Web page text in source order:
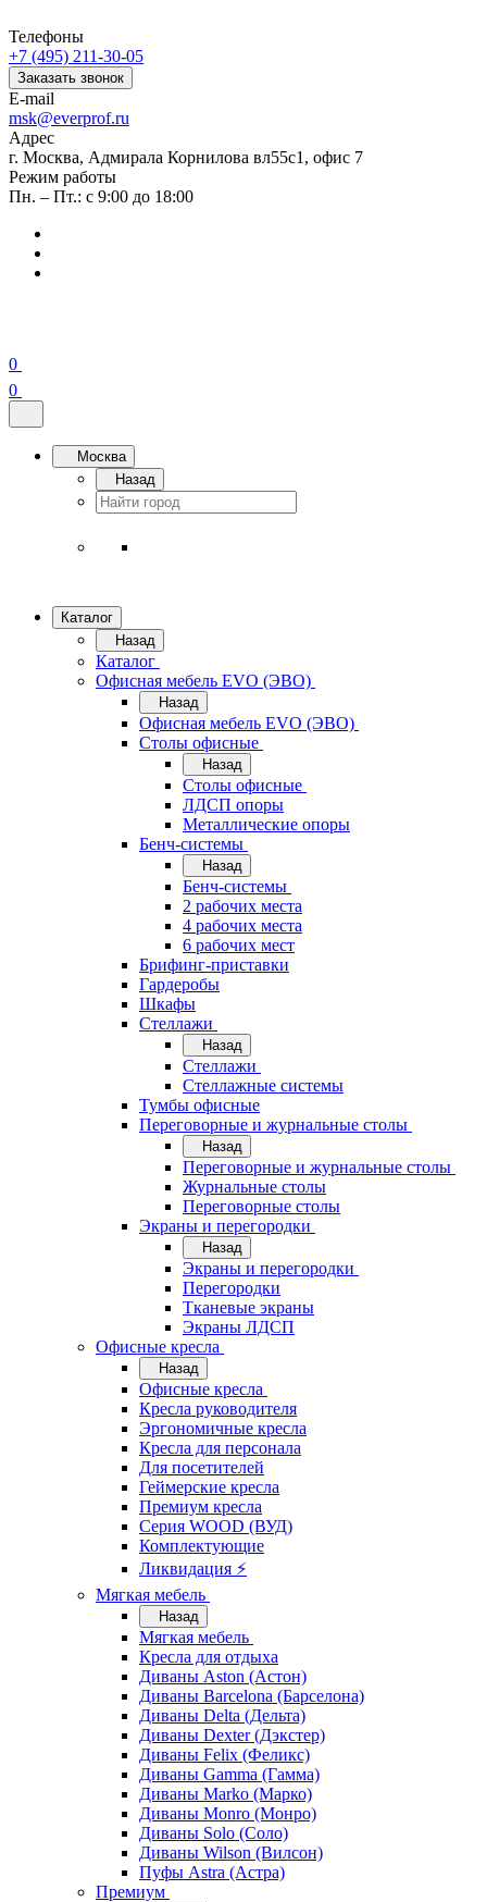
Телефоны
+7 (495) 211-30-05
Заказать звонок
E-mail
msk@everprof.ru
Адрес
г. Москва, Адмирала Корнилова вл55с1, офис 7
Режим работы
Пн. – Пт.: с 9:00 до 18:00
0
0
Москва
Назад
Каталог
Назад
Каталог
Офисная мебель EVO (ЭВО)
Назад
Офисная мебель EVO (ЭВО)
Cтолы офисные
Назад
Cтолы офисные
ЛДСП опоры
Металлические опоры
Бенч-системы
Назад
Бенч-системы
2 рабочих места
4 рабочих места
6 рабочих мест
Брифинг-приставки
Гардеробы
Шкафы
Стеллажи
Назад
Стеллажи
Стеллажные системы
Тумбы офисные
Переговорные и журнальные столы
Назад
Переговорные и журнальные столы
Журнальные столы
Переговорные столы
Экраны и перегородки
Назад
Экраны и перегородки
Перегородки
Тканевые экраны
Экраны ЛДСП
Офисные кресла
Назад
Офисные кресла
Кресла руководителя
Эргономичные кресла
Кресла для персонала
Для посетителей
Геймерские кресла
Премиум кресла
Серия WOOD (ВУД)
Комплектующие
Ликвидация ⚡
Мягкая мебель
Назад
Мягкая мебель
Кресла для отдыха
Диваны Aston (Астон)
Диваны Barcelona (Барселона)
Диваны Delta (Дельта)
Диваны Dexter (Дэкстер)
Диваны Felix (Феликс)
Диваны Gamma (Гамма)
Диваны Marko (Марко)
Диваны Monro (Монро)
Диваны Solo (Соло)
Диваны Wilson (Вилсон)
Пуфы Astra (Астра)
Премиум